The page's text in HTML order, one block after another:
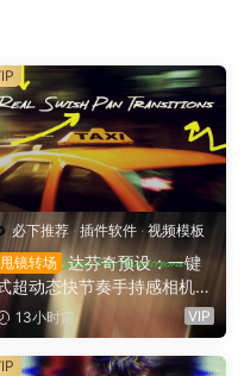
必下推荐· 插件软件 · 视频模板
甩镜转场 达芬奇预设：一键
超动态快节奏手持感相机摇
运动甩镜头无缝转场过渡
持横竖屏（16158）
13小时前 VIP